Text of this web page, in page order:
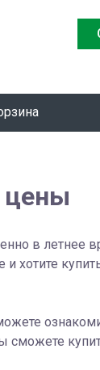
цены
в летнее
хотите
сможете